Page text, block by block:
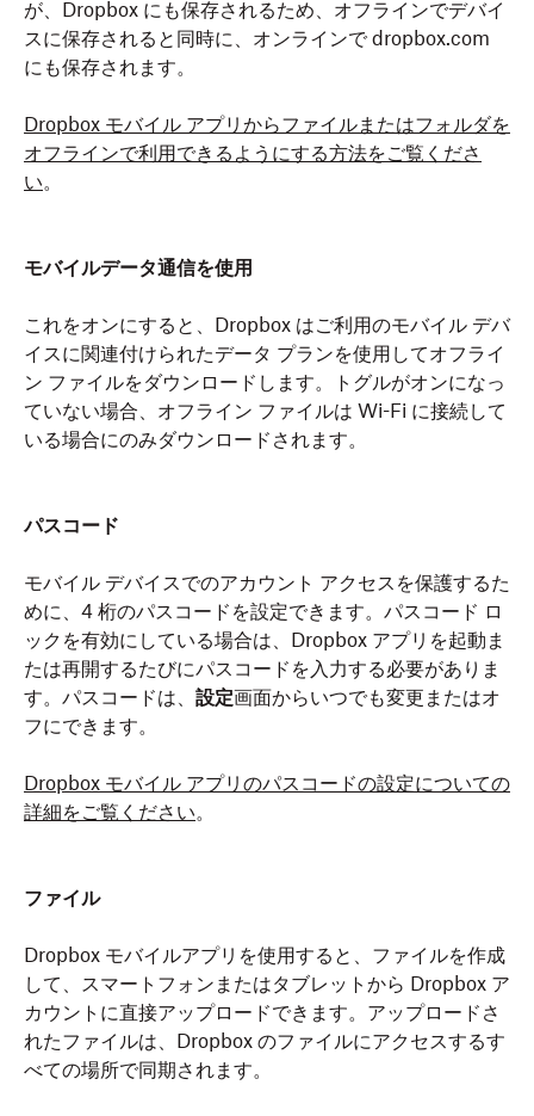
が、Dropbox にも保存されるため、オフラインでデバイ
スに保存されると同時に、オンラインで dropbox.com
にも保存されます。
Dropbox モバイル アプリからファイルまたはフォルダを
オフラインで利用できるようにする方法をご覧くださ
い。
モバイルデータ通信を使用
これをオンにすると、Dropbox はご利用のモバイル デバ
イスに関連付けられたデータ プランを使用してオフライ
ン ファイルをダウンロードします。トグルがオンになっ
ていない場合、オフライン ファイルは Wi-Fi に接続して
いる場合にのみダウンロードされます。
パスコード
モバイル デバイスでのアカウント アクセスを保護するた
めに、4 桁のパスコードを設定できます。パスコード ロ
ックを有効にしている場合は、Dropbox アプリを起動ま
たは再開するたびにパスコードを入力する必要がありま
す。パスコードは、 設定画面からいつでも変更またはオ
フにできます。
Dropbox モバイル アプリのパスコードの設定についての
詳細をご覧ください。
ファイル
Dropbox モバイルアプリを使用すると、ファイルを作成
して、スマートフォンまたはタブレットから Dropbox ア
カウントに直接アップロードできます。アップロードさ
れたファイルは、Dropbox のファイルにアクセスするす
べての場所で同期されます。